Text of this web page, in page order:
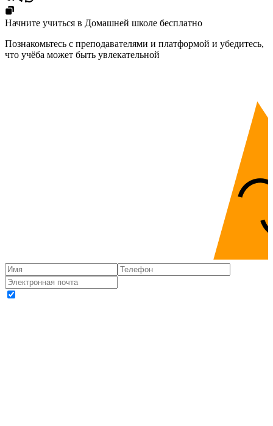
Начните учиться в Домашней школе бесплатно
Познакомьтесь с преподавателями и платформой и убедитесь,
что учёба может быть увлекательной